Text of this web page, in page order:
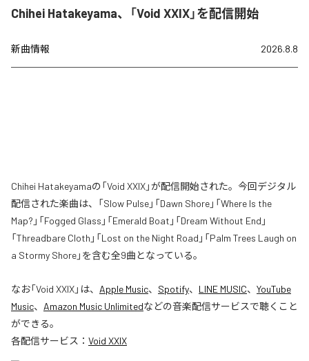
Chihei Hatakeyama、「Void XXIX」を配信開始
新曲情報 2026.8.8
Chihei Hatakeyamaの「Void XXIX」が配信開始された。今回デジタル
配信された楽曲は、「Slow Pulse」「Dawn Shore」「Where Is the
Map?」「Fogged Glass」「Emerald Boat」「Dream Without End」
「Threadbare Cloth」「Lost on the Night Road」「Palm Trees Laugh on
a Stormy Shore」を含む全9曲となっている。
なお「Void XXIX」は、 Apple Music、 Spotify、 LINE MUSIC、 YouTube
Music、 Amazon Music Unlimitedなどの音楽配信サービスで聴くこと
ができる。
各配信サービス： Void XXIX